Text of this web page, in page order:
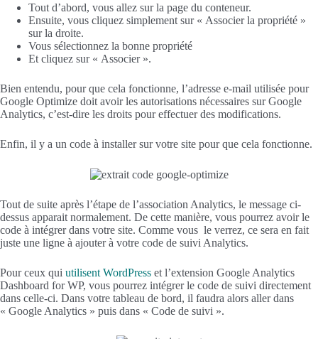
Tout d’abord, vous allez sur la page du conteneur.
Ensuite, vous cliquez simplement sur « Associer la propriété »
sur la droite.
Vous sélectionnez la bonne propriété
Et cliquez sur « Associer ».
Bien entendu, pour que cela fonctionne, l’adresse e-mail utilisée pour
Google Optimize doit avoir les autorisations nécessaires sur Google
Analytics, c’est-dire les droits pour effectuer des modifications.
Enfin, il y a un code à installer sur votre site pour que cela fonctionne.
Tout de suite après l’étape de l’association Analytics, le message ci-
dessus apparait normalement. De cette manière, vous pourrez avoir le
code à intégrer dans votre site. Comme vous le verrez, ce sera en fait
juste une ligne à ajouter à votre code de suivi Analytics.
Pour ceux qui utilisent WordPress et l’extension Google Analytics
Dashboard for WP, vous pourrez intégrer le code de suivi directement
dans celle-ci. Dans votre tableau de bord, il faudra alors aller dans
« Google Analytics » puis dans « Code de suivi ».